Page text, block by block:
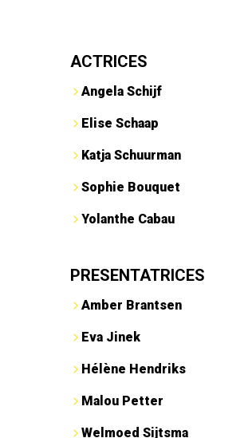
ACTRICES
Angela Schijf
Elise Schaap
Katja Schuurman
Sophie Bouquet
Yolanthe Cabau
PRESENTATRICES
Amber Brantsen
Eva Jinek
Hélène Hendriks
Malou Petter
Welmoed Sijtsma